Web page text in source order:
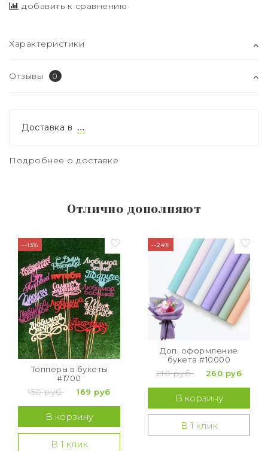
добавить к сравнению
Характеристики
Отзывы 0
Доставка в …
Подробнее о доставке
Отлично дополняют
--13%
Топперы в букеты
#1700
150 руб 169 руб
В корзину
В 1 клик
--24%
Доп. оформление
букета #10000
210 руб 260 руб
В корзину
В 1 клик